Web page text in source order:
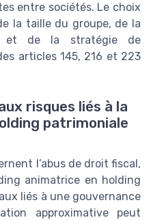
entre sociétés. Le choix
la taille du groupe, de la
et de la stratégie de
articles 145, 216 et 223
risques liés à la
patrimoniale
l’abus de droit fiscal,
animatrice en holding
liés à une gouvernance
approximative peut